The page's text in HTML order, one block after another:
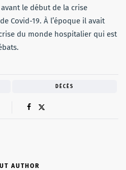
le début de la crise
Covid-19. À l’époque il avait
du monde hospitalier qui est
DÉCÈS
AUTHOR